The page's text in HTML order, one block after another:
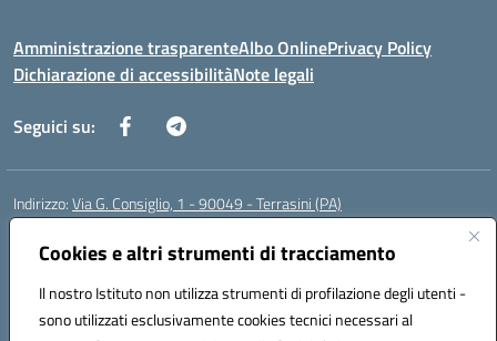
Cookies e altri strumenti di tracciamento
Il nostro Istituto non utilizza strumenti di profilazione degli utenti -
sono utilizzati esclusivamente cookies tecnici necessari al
Amministrazione trasparenteAlbo OnlinePrivacy Policy
Dichiarazione di accessibilitàNote legali
Seguici su:
Indirizzo:Via G. Consiglio, 1 - 90049 - Terrasini (PA)
Centralino:
Posta elettronica certificata (PEC):paic88700d@pec.istruzione.it
Codice fiscale: 80025710825
Codice meccanografico:PAIC88700D